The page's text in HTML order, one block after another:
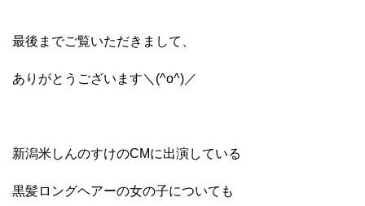
最後までご覧いただきまして、
ありがとうございます＼(^o^)／
新潟米しんのすけのCMに出演している
黒髪ロングヘアーの女の子についても